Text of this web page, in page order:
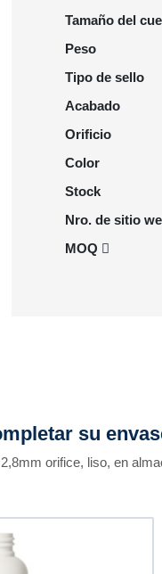
Tamaño del
Peso
Tipo de sello
Acabado
Orificio
Color
Stock
Nro. de sitio
MOQ
su
orifice, liso, en